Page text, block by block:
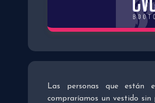
Las personas que están
compraríamos un vestido